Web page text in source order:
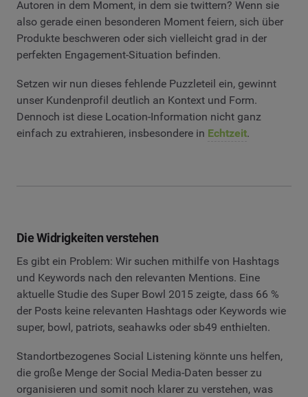
Autoren in dem Moment, in dem sie twittern? Wenn sie
also gerade einen besonderen Moment feiern, sich über
Produkte beschweren oder sich vielleicht grad in der
perfekten Engagement-Situation befinden.
Setzen wir nun dieses fehlende Puzzleteil ein, gewinnt
unser Kundenprofil deutlich an Kontext und Form.
Dennoch ist diese Location-Information nicht ganz
einfach zu extrahieren, insbesondere in Echtzeit.
Die Widrigkeiten verstehen
Es gibt ein Problem: Wir suchen mithilfe von Hashtags
und Keywords nach den relevanten Mentions. Eine
aktuelle Studie des Super Bowl 2015 zeigte, dass 66 %
der Posts keine relevanten Hashtags oder Keywords wie
super, bowl, patriots, seahawks oder sb49 enthielten.
Standortbezogenes Social Listening könnte uns helfen,
die große Menge der Social Media-Daten besser zu
organisieren und somit noch klarer zu verstehen, was